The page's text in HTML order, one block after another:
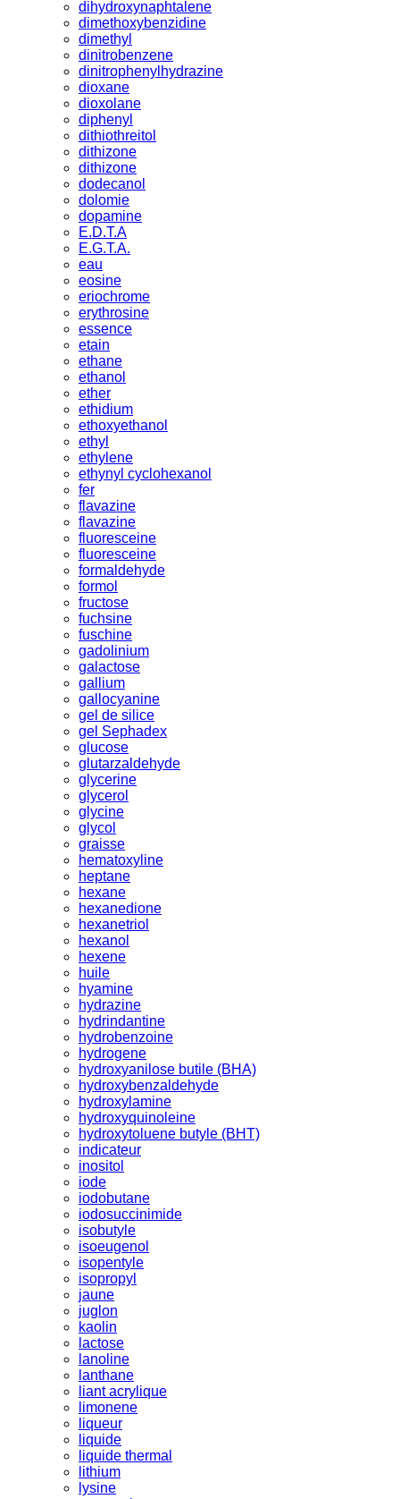
dihydroxynaphtalene
dimethoxybenzidine
dimethyl
dinitrobenzene
dinitrophenylhydrazine
dioxane
dioxolane
diphenyl
dithiothreitol
dithizone
dithizone
dodecanol
dolomie
dopamine
E.D.T.A
E.G.T.A.
eau
eosine
eriochrome
erythrosine
essence
etain
ethane
ethanol
ether
ethidium
ethoxyethanol
ethyl
ethylene
ethynyl cyclohexanol
fer
flavazine
flavazine
fluoresceine
fluoresceine
formaldehyde
formol
fructose
fuchsine
fuschine
gadolinium
galactose
gallium
gallocyanine
gel de silice
gel Sephadex
glucose
glutarzaldehyde
glycerine
glycerol
glycine
glycol
graisse
hematoxyline
heptane
hexane
hexanedione
hexanetriol
hexanol
hexene
huile
hyamine
hydrazine
hydrindantine
hydrobenzoine
hydrogene
hydroxyanilose butile (BHA)
hydroxybenzaldehyde
hydroxylamine
hydroxyquinoleine
hydroxytoluene butyle (BHT)
indicateur
inositol
iode
iodobutane
iodosuccinimide
isobutyle
isoeugenol
isopentyle
isopropyl
jaune
juglon
kaolin
lactose
lanoline
lanthane
liant acrylique
limonene
liqueur
liquide
liquide thermal
lithium
lysine